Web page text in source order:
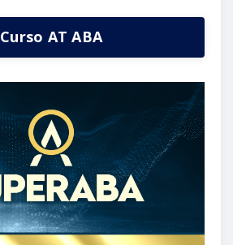
Curso AT ABA